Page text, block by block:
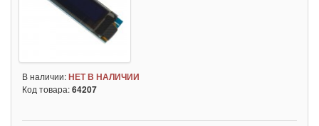
В наличии:НЕТ В НАЛИЧИИ
Код товара:64207